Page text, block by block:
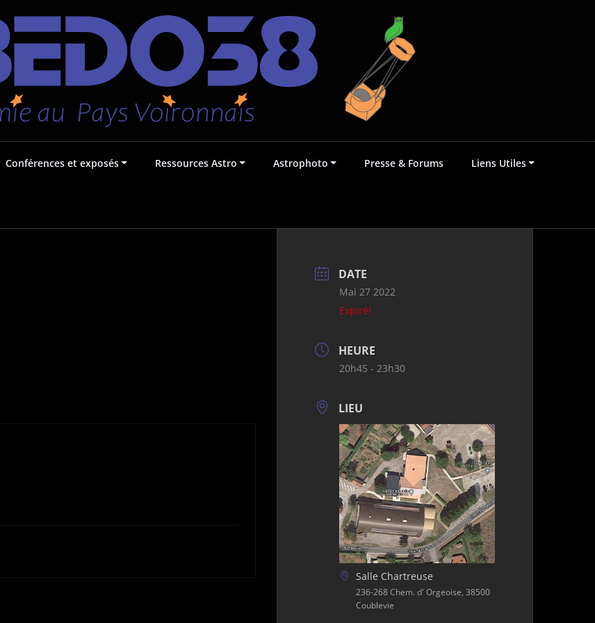
Conférences et exposés Ressources Astro Astrophoto Presse & Forums Liens Utiles
DATE
Mai 27 2022
Expiré!
HEURE
20h45 - 23h30
LIEU
Salle Chartreuse
236-268 Chem. d' Orgeoise, 38500
Coublevie